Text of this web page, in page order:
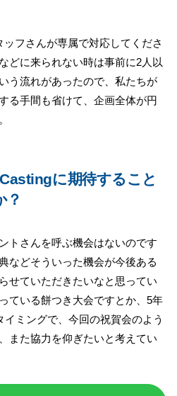
フさんが専属で対応してくださ
どに来られない時は事前に2人以
う流れがあったので、私たちが
る手間も省けて、企画全体が円
に期待すること
？
トさんを呼ぶ機会はないのです
などそういった機会が今後ある
せていただきたいなと思ってい
ている餅つき大会ですとか、5年
ミングで、今回の祝賀会のよう
また協力を仰ぎたいと考えてい